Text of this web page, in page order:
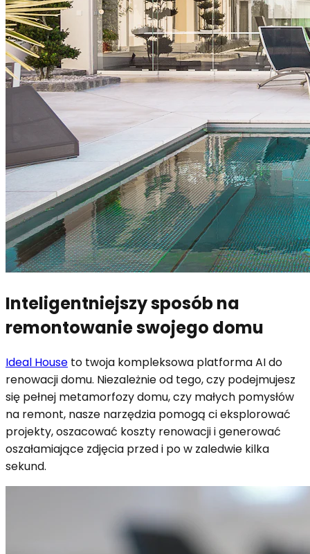
Inteligentniejszy sposób na
remontowanie swojego domu
Ideal House to twoja kompleksowa platforma AI do
renowacji domu. Niezależnie od tego, czy podejmujesz
się pełnej metamorfozy domu, czy małych pomysłów
na remont, nasze narzędzia pomogą ci eksplorować
projekty, oszacować koszty renowacji i generować
oszałamiające zdjęcia przed i po w zaledwie kilka
sekund.